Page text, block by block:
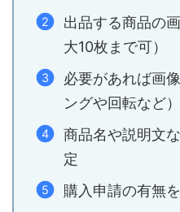
出品する商品の
大10枚まで可）
必要があれば画
ングや回転など）
商品名や説明文
定
購入申請の有無